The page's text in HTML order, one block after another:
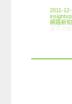
2011-
網路新知